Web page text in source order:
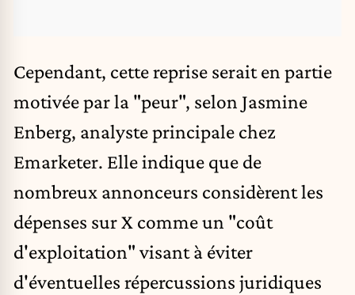
Cependant, cette reprise serait en partie
motivée par la "peur", selon Jasmine
Enberg, analyste principale chez
Emarketer. Elle indique que de
nombreux annonceurs considèrent les
dépenses sur X comme un "coût
d'exploitation" visant à éviter
d'éventuelles répercussions juridiques